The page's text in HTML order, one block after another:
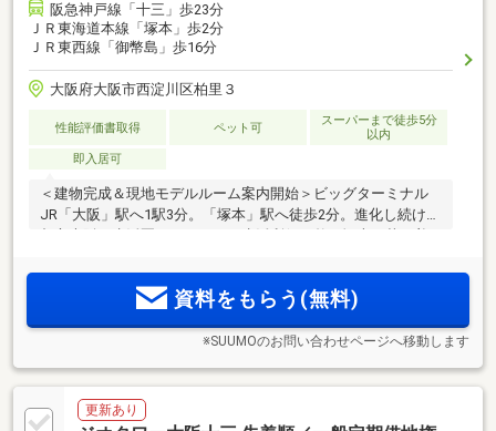
阪急神戸線「十三」歩23分
ＪＲ東海道本線「塚本」歩2分
ＪＲ東西線「御幣島」歩16分
大阪府大阪市西淀川区柏里３
性能評価書取得 ペット可
スーパーまで徒歩5分
以内
即入居可
＜建物完成＆現地モデルルーム案内開始＞ビッグターミナル
JR「大阪」駅へ1駅3分。「塚本」駅へ徒歩2分。進化し続ける
資料をもらう(無料)
※SUUMOのお問い合わせページへ移動します
更新あり